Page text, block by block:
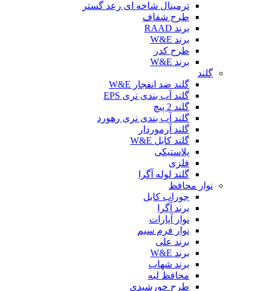
ترمینال شاخه ای رعد گستر
طرح شفاف
برند RAAD
برند W&E
طرح کدر
برند W&E
گلند
گلند ضد انفجار W&E
گلند آب بندی نری EPS
گلند 2 پیچ
گلند آب بندی نری رهورد
گلند آرموردار
گلند کابل W&E
پلاستیکی
فلزی
گلند لوله آگرا
نوار محافظ
جوراب کابل
برند آگرا
نوار آپارات
نوار فرم سیم
برند علی
برند W&E
برند شهاب
محافظ لبه
طرح خورشیدی